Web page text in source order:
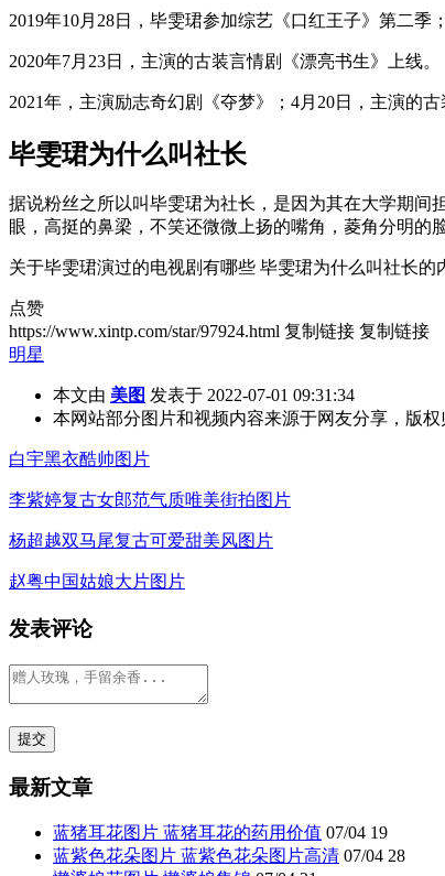
2019年10月28日，毕雯珺参加综艺《口红王子》第二季
2020年7月23日，主演的古装言情剧《漂亮书生》上线。
2021年，主演励志奇幻剧《夺梦》；4月20日，主演的
毕雯珺为什么叫社长
据说粉丝之所以叫毕雯珺为社长，是因为其在大学期间
眼，高挺的鼻梁，不笑还微微上扬的嘴角，菱角分明的
关于毕雯珺演过的电视剧有哪些 毕雯珺为什么叫社长
点赞
https://www.xintp.com/star/97924.html 复制链接 复制链接
明星
本文由 美图 发表于 2022-07-01 09:31:34
本网站部分图片和视频内容来源于网友分享，版
白宇黑衣酷帅图片
李紫婷复古女郎范气质唯美街拍图片
杨超越双马尾复古可爱甜美风图片
赵粤中国姑娘大片图片
发表评论
最新文章
蓝猪耳花图片 蓝猪耳花的药用价值 07/04 19
蓝紫色花朵图片 蓝紫色花朵图片高清 07/04 28